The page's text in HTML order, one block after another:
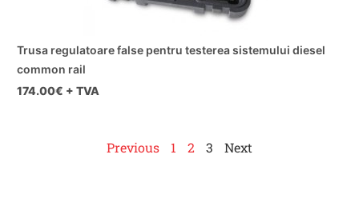
Trusa regulatoare false pentru testerea sistemului diesel
common rail
174.00€ + TVA
Previous 1 2 3 Next